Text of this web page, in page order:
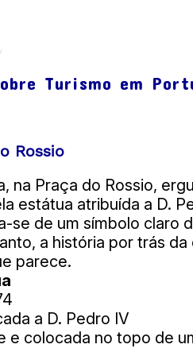
Turismo em
Rossio
na Praça do Rossio,
estátua atribuída a D.
se de um símbolo claro
a história por trás da
parece.
a D. Pedro IV
e colocada no topo de